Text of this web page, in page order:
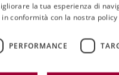
“Weinwirtschaft”
la tua esperienza di
conformità con la nostra
PERFORMANCE